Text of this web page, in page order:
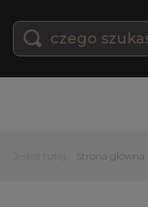
Jesteś tutaj: Strona główna